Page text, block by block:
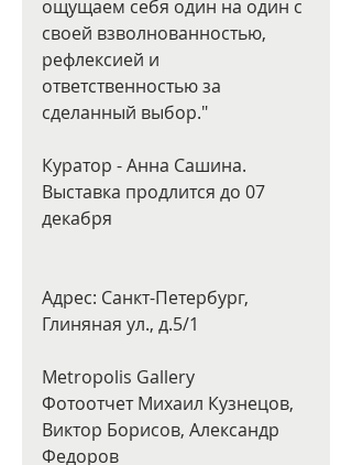
ощущаем себя один на один с
своей взволнованностью,
рефлексией и
ответственностью за
сделанный выбор."
Куратор - Анна Сашина.
Выставка продлится до 07
декабря
Адрес: Санкт-Петербург,
Глиняная ул., д.5/1
Metropolis Gallery
Фотоотчет Михаил Кузнецов,
Виктор Борисов, Александр
Федоров